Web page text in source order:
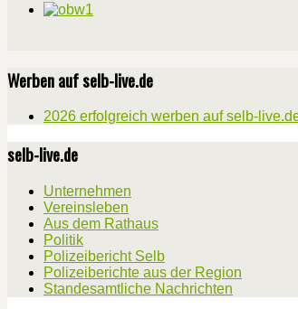
Werben auf selb-live.de
2026 erfolgreich werben auf selb-
selb-live.de
Unternehmen
Vereinsleben
Aus dem Rathaus
Politik
Polizeibericht Selb
Polizeiberichte aus der Region
Standesamtliche Nachrichten